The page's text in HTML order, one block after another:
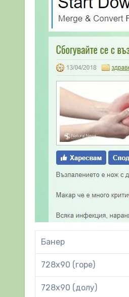
Банер
728х90 (горе)
728х90 (долу)